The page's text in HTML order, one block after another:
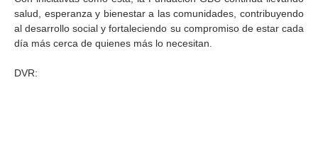
salud, esperanza y bienestar a las comunidades, contribuyendo
al desarrollo social y fortaleciendo su compromiso de estar cada
día más cerca de quienes más lo necesitan.
DVR: